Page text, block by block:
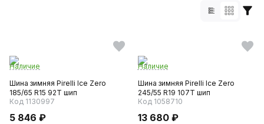
Наличие
Шина зимняя Pirelli Ice Zero
185/65 R15 92T шип
Код 1130997
5 846 ₽
Наличие
Шина зимняя Pirelli Ice Zero
245/55 R19 107T шип
Код 1058710
13 680 ₽